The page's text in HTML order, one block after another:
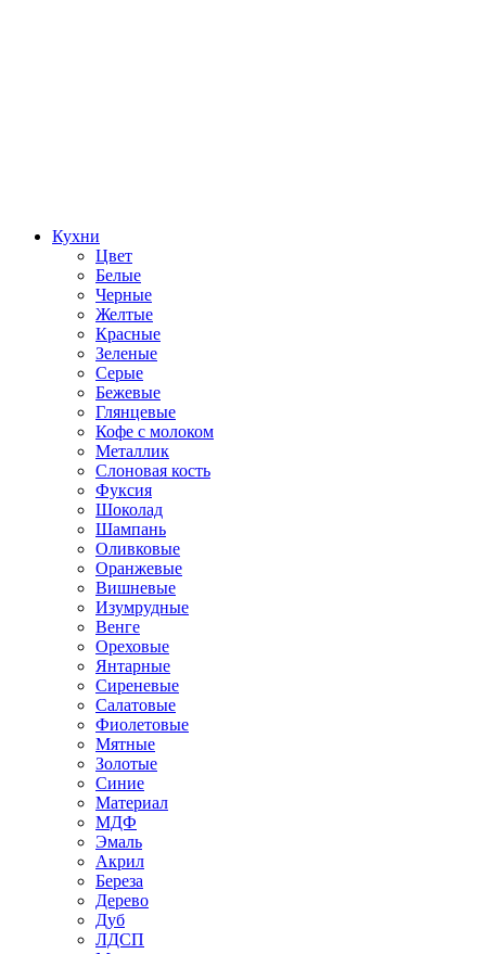
Кухни
Цвет
Белые
Черные
Желтые
Красные
Зеленые
Серые
Бежевые
Глянцевые
Кофе с молоком
Металлик
Слоновая кость
Фуксия
Шоколад
Шампань
Оливковые
Оранжевые
Вишневые
Изумрудные
Венге
Ореховые
Янтарные
Сиреневые
Салатовые
Фиолетовые
Мятные
Золотые
Синие
Материал
МДФ
Эмаль
Акрил
Береза
Дерево
Дуб
ЛДСП